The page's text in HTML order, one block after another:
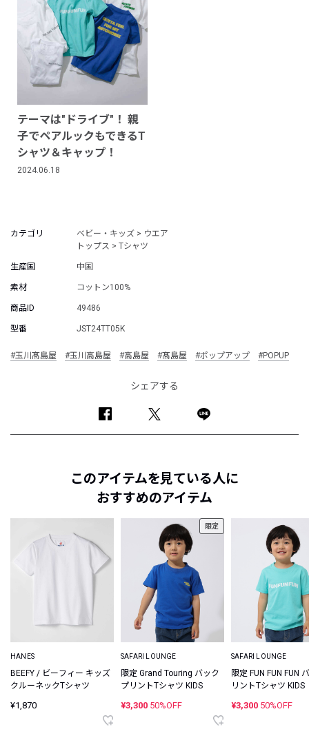
テーマは"ドライブ"！ 親
子でペアルックもできるT
シャツ＆キャップ！
2024.06.18
カテゴリ
ベビー・キッズ > ウエア
トップス > Tシャツ
生産国 中国
素材 コットン100%
商品ID 49486
型番 JST24TT05K
#玉川髙島屋 #玉川高島屋 #高島屋 #髙島屋 #ポップアップ #POPUP
シェアする
このアイテムを見ている人に
おすすめのアイテム
HANES
BEEFY / ビーフィー キッズ
クルーネックTシャツ
¥1,870
限定
SAFARI LOUNGE
限定 Grand Touring バック
プリントTシャツ KIDS
¥3,300 50%OFF
SAFARI LOUNGE
限定 FUN FUN FUN
リントTシャツ KIDS
¥3,300 50%OFF